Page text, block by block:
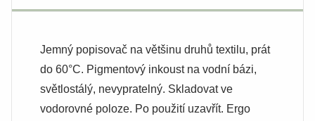
Jemný popisovač na většinu druhů textilu, prát
do 60°C. Pigmentový inkoust na vodní bázi,
světlostálý, nevypratelný. Skladovat ve
vodorovné poloze. Po použití uzavřít. Ergo